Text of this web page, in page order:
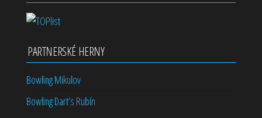
PARTNERSKÉ HERNY
Bowling Mikulov
Bowling Dart’s Rubín